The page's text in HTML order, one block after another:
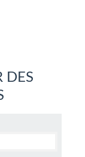
DES